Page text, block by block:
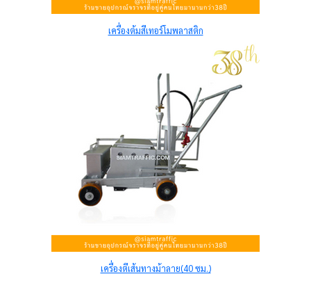
เครื่องต้มสีเทอร์โมพลาสติก
เครื่องตีเส้นทางม้าลาย(40 ซม.)